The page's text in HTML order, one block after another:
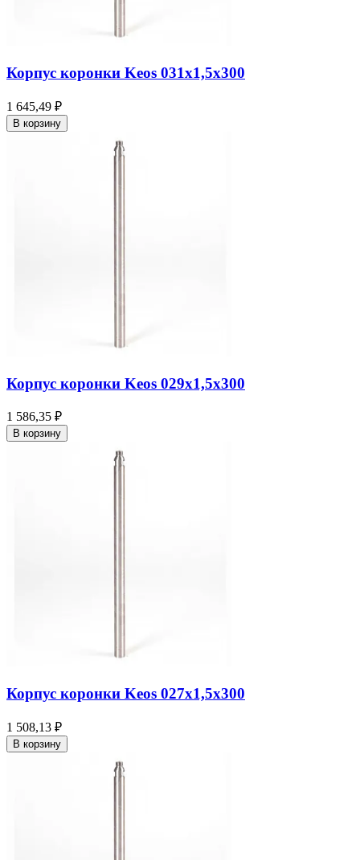
Корпус коронки Keos 031x1,5x300
1 645,49 ₽
В корзину
Корпус коронки Keos 029x1,5x300
1 586,35 ₽
В корзину
Корпус коронки Keos 027x1,5x300
1 508,13 ₽
В корзину